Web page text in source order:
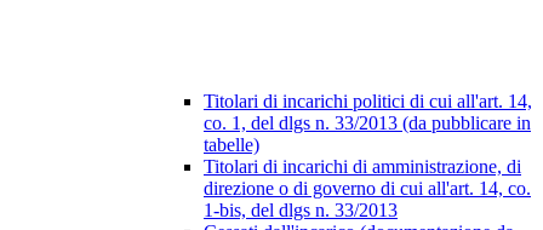
Titolari di incarichi politici di cui all'art. 14,
co. 1, del dlgs n. 33/2013 (da pubblicare in
tabelle)
Titolari di incarichi di amministrazione, di
direzione o di governo di cui all'art. 14, co.
1-bis, del dlgs n. 33/2013